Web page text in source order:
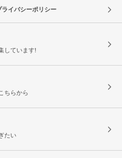
ライバシーポリシー
しています!
ちらから
たい